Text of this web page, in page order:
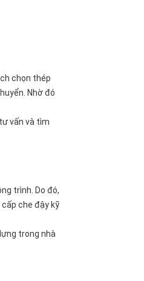
chọn thép
Nhờ đó
vấn và tìm
trình. Do đó,
che đậy kỹ
trong nhà